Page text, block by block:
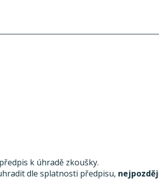
k úhradě zkoušky.
dle splatnosti předpisu,